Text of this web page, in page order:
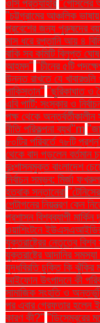
ওসি প্রত্যাহার "গোসলের
"চট্টগ্রামের আঞ্চলিক ভাষায়
প্রবেশের জন্য পুরুষদের
মাস ধরে রপ্তানি আয় ৪
বাকি সব কমিটি বিলুপ্ত
আহমদ" "চীনের ৫টি
উন্নত রাখতে যে খাবারগুলি
পাকিস্তান" "ছুরিকাঘাত ও
এবি পার্টি: সংস্কার ও
পক্ষ থেকে
নীতি পরিকল্পনা ব্যর্থ"m
৮০টির পরিবর্তে ৭৮টি
থেকে বাদ পড়লেন বর্তমান
দুঃশাসনমুক্ত বাংলাদেশ
নির্বাচন সম্ভব: মির্জা
হতবাক সন্তানেরা
পেন্টাগনের নিয়ন্ত্রণ কেন
প্রশাসন বিশ্বব্যাপী
ওয়াশিংটনে ইউএসএআইডির
যুক্তরাষ্ট্রের নেতৃত্বে বিশ্ব
যুক্তরাষ্ট্রে আদানির
যুদ্ধবিরতি চুক্তি কি ঝুঁকির
আইফোন উৎপাদনে কী
সামাজিক সংহতি ও
পর এবার গ্রেফতার হলেন
কারণ কী?" "ডিসেম্বরের